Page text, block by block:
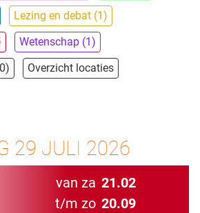
Lezing en debat (1)
Wetenschap (1)
Overzicht locaties
29 JULI 2026
van za 21.02
t/m zo 20.09